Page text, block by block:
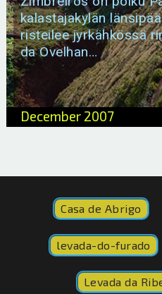
kalastajakylän
risteilee jyrkähkössä
da Ovelhan…
December 2007
Casa de Abrigo
levada-do-furado
Levada da